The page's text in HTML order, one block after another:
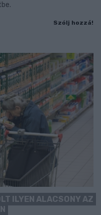
Szólj hozzá!
ILYEN ALACSONY AZ